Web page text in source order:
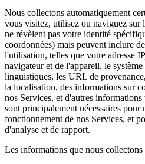
Nous collectons automatiquement
vous visitez, utilisez ou naviguez sur
ne révèlent pas votre identité
coordonnées) mais peuvent inclure
l'utilisation, telles que votre adresse
navigateur et de l'appareil, le
linguistiques, les URL de
la localisation, des informations sur
nos Services, et d'autres
sont principalement nécessaires pour
fonctionnement de nos Services, et
d'analyse et de rapport.
Les informations que nous collectons